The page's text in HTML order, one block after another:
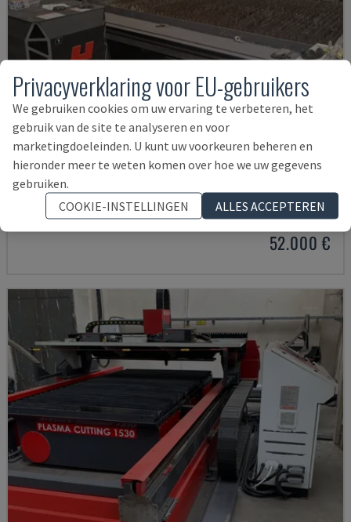
BPS 2004
BAYKAL - PLASMA SNIJMACHINE
ROEMENIË 2019
52.000 €
Privacyverklaring voor EU-gebruikers
We gebruiken cookies om uw ervaring te verbeteren, het
gebruik van de site te analyseren en voor
marketingdoeleinden. U kunt uw voorkeuren beheren en
hieronder meer te weten komen over hoe we uw gegevens
gebruiken.
COOKIE-INSTELLINGEN
ALLES ACCEPTEREN